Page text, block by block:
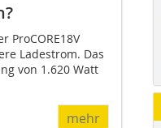
ProCORE18V
Ladestrom. Das
von 1.620 Watt
mehr